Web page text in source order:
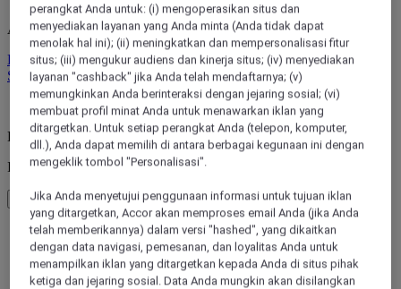
ALL rewards you wherever you go, whatever you do.
Discover the Program
Sign In
My bookings
Back to main menu
Inspirasi
Kembali ke menu utama
perangkat Anda untuk: (i) mengoperasikan situs dan
menyediakan layanan yang Anda minta (Anda tidak dapat
menolak hal ini); (ii) meningkatkan dan mempersonalisasi fitur
situs; (iii) mengukur audiens dan kinerja situs; (iv) menyediakan
layanan "cashback" jika Anda telah mendaftarnya; (v)
memungkinkan Anda berinteraksi dengan jejaring sosial; (vi)
membuat profil minat Anda untuk menawarkan iklan yang
ditargetkan. Untuk setiap perangkat Anda (telepon, komputer,
dll.), Anda dapat memilih di antara berbagai kegunaan ini dengan
mengeklik tombol "Personalisasi".
Jika Anda menyetujui penggunaan informasi untuk tujuan iklan
yang ditargetkan, Accor akan memproses email Anda (jika Anda
telah memberikannya) dalam versi "hashed", yang dikaitkan
dengan data navigasi, pemesanan, dan loyalitas Anda untuk
menampilkan iklan yang ditargetkan kepada Anda di situs pihak
ketiga dan jejaring sosial. Data Anda mungkin akan disilangkan